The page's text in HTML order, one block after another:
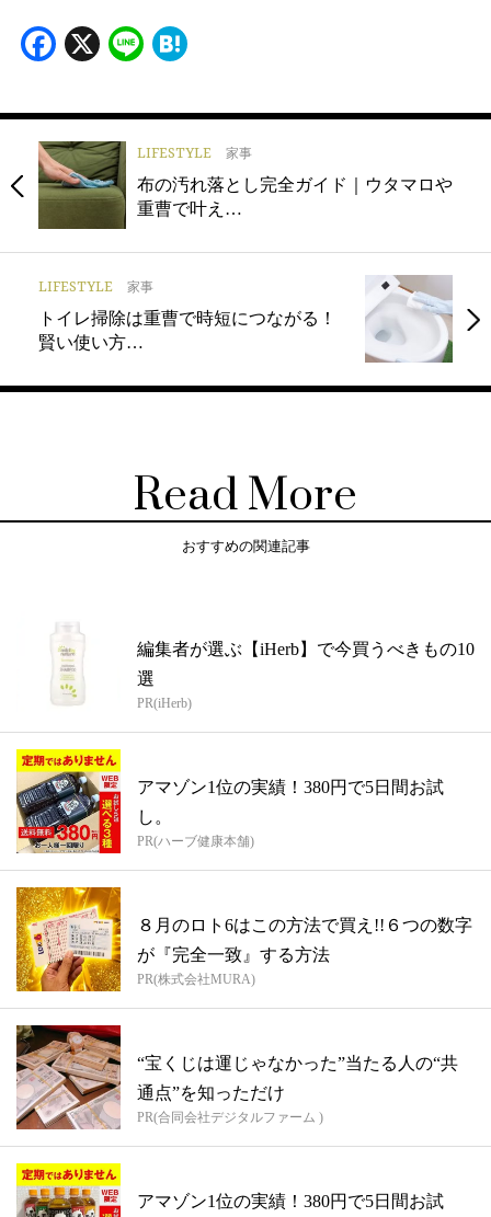
Facebook
X Line
LIFESTYLE 家事
布の汚れ落とし完全ガイド｜ウタマロや
重曹で叶え…
LIFESTYLE 家事
トイレ掃除は重曹で時短につながる！
賢い使い方…
Read More
おすすめの関連記事
編集者が選ぶ【iHerb】で今買うべきもの10
選
PR(iHerb)
アマゾン1位の実績！380円で5日間お試
し。
PR(ハーブ健康本舗)
８月のロト6はこの方法で買え!!６つの数字
が『完全一致』する方法
PR(株式会社MURA)
“宝くじは運じゃなかった”当たる人の“共
通点”を知っただけ
PR(合同会社デジタルファーム )
アマゾン1位の実績！380円で5日間お試